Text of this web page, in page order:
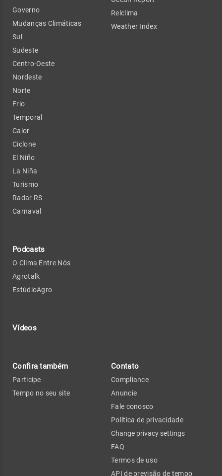
Governo
Mudanças Climáticas
Sul
Sudeste
Centro-Oeste
Nordeste
Norte
Frio
Temporal
Calor
Ciclone
El Niño
La Niña
Turismo
Radar RS
Carnaval
Podcasts
O Clima Entre Nós
Agrotalk
EstúdioAgro
Vídeos
Relclima
Weather Index
Confira também
Participe
Tempo no seu site
Contato
Compliance
Anuncie
Fale conosco
Política de privacidade
Change privacy settings
FAQ
Termos de uso
API de previsão de tempo